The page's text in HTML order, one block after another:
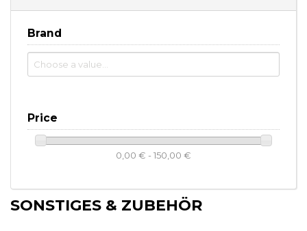
Brand
Price
0,00 € - 150,00 €
SONSTIGES & ZUBEHÖR